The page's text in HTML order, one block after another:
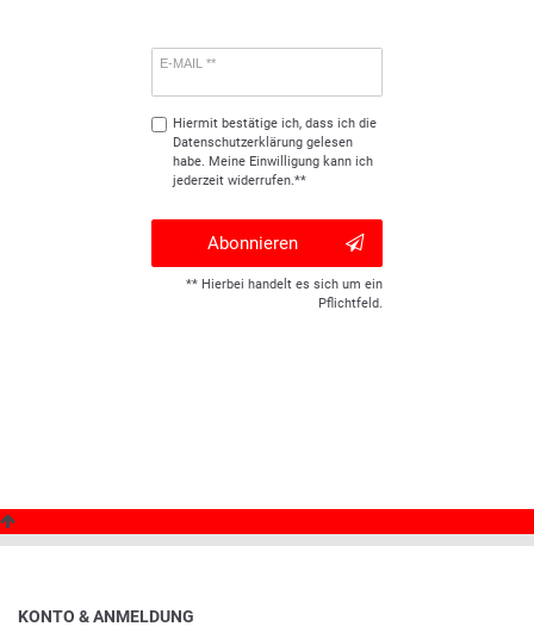
E-MAIL **
Hiermit bestätige ich, dass ich die
Daten­schutz­erklärunggelesen
habe. Meine Einwilligung kann ich
jederzeit widerrufen.**
Abonnieren
** Hierbei handelt es sich um ein
Pflichtfeld.
KONTO & ANMELDUNG